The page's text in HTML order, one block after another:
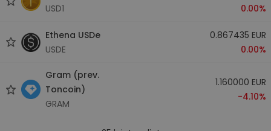
USD1
0.00%
Ethena USDe
USDE
0.867435 EUR
0.00%
Gram (prev.
Toncoin)
GRAM
1.160000 EUR
-4.10%